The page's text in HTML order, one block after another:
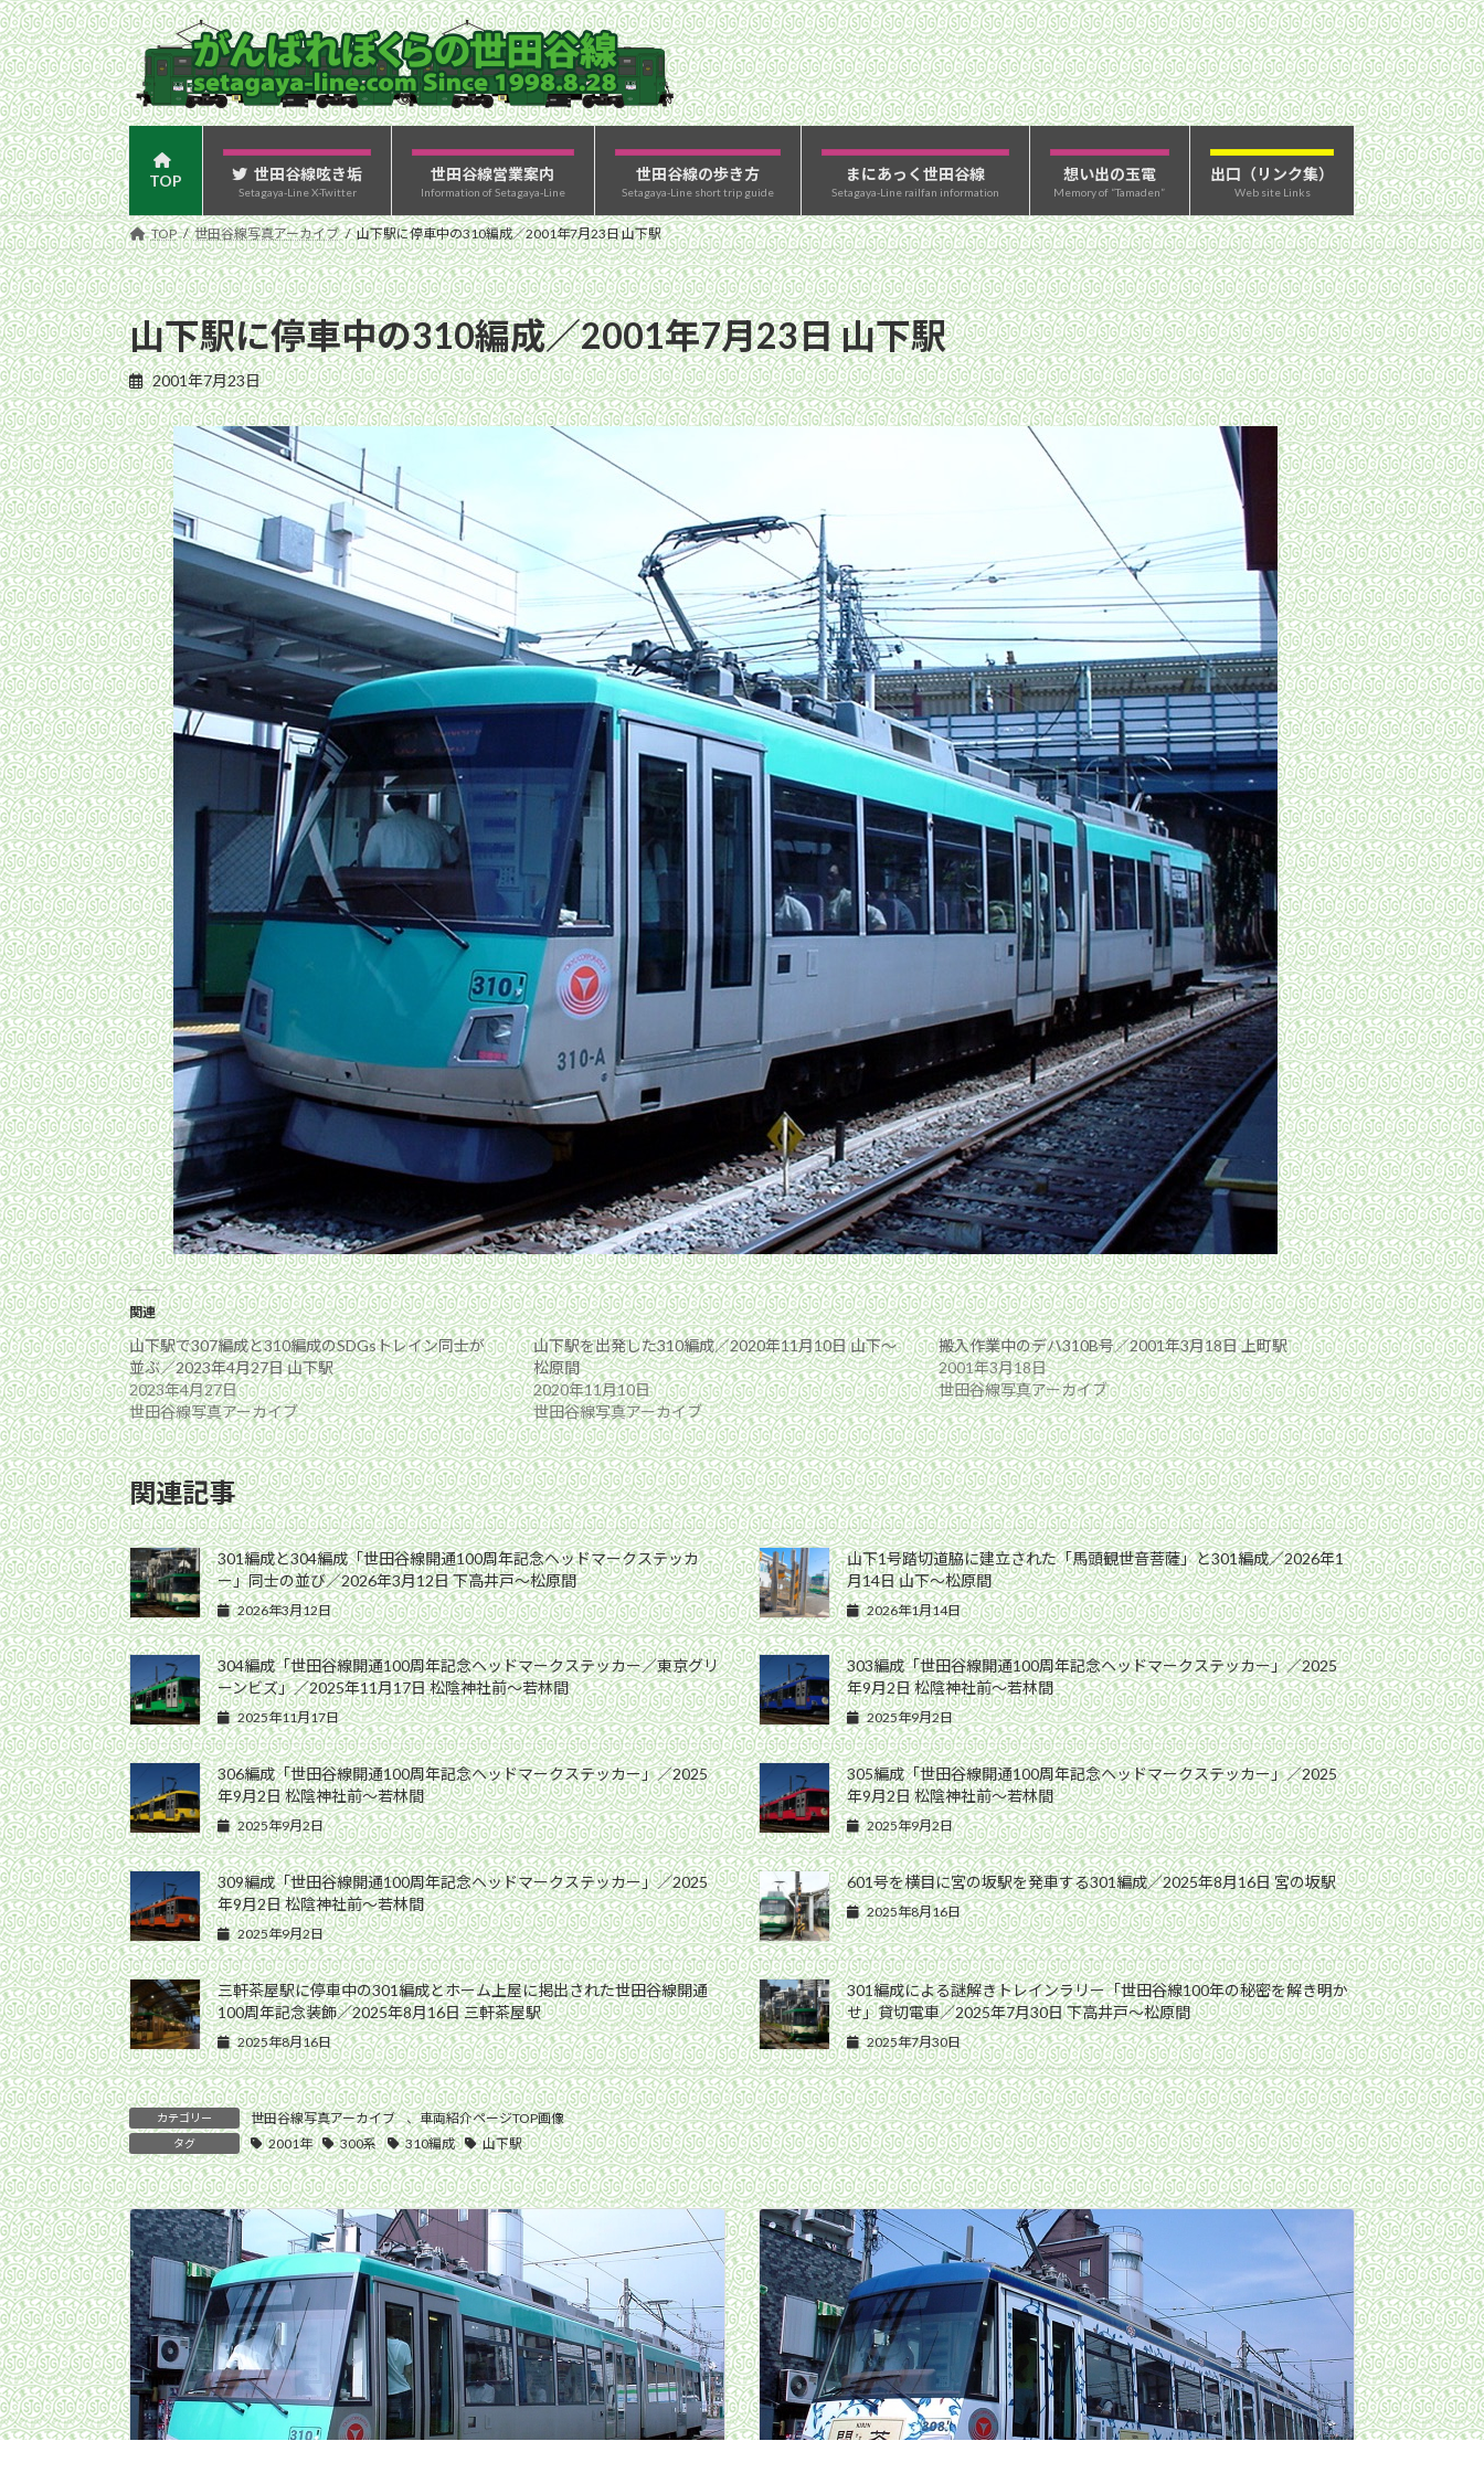
コ
ン
テ
ン
ツ
へ
ス
キ
ッ
プ
ナ
ビ
ゲ
ー
シ
ョ
ン
に
移
動
TOP 世田谷線呟き垢
Setagaya-Line X-Twitter
世田谷線営業案内
Information of Setagaya-Line
世田谷線の歩き方
Setagaya-Line short trip guide
まにあっく世田谷線
Setagaya-Line railfan information
想い出の玉電
Memory of “Tamaden”
出口（リンク集）
Web site Links
TOP 世田谷線写真アーカイブ 山下駅に停車中の310編成／2001年7月23日 山下駅
山下駅に停車中の310編成／2001年7月23日 山下駅
2001年7月23日
関連
山下駅で307編成と310編成のSDGsトレイン同士が
並ぶ／2023年4月27日 山下駅
2023年4月27日
世田谷線写真アーカイブ
山下駅を出発した310編成／2020年11月10日 山下〜
松原間
2020年11月10日
世田谷線写真アーカイブ
搬入作業中のデハ310B号／2001年3月18日 上町駅
2001年3月18日
世田谷線写真アーカイブ
関連記事
301編成と304編成「世田谷線開通100周年記念ヘッドマークステッカ
ー」同士の並び／2026年3月12日 下高井戸〜松原間
2026年3月12日
山下1号踏切道脇に建立された「馬頭観世音菩薩」と301編成／2026年1
月14日 山下〜松原間
2026年1月14日
304編成「世田谷線開通100周年記念ヘッドマークステッカー／東京グリ
ーンビズ」／2025年11月17日 松陰神社前〜若林間
2025年11月17日
303編成「世田谷線開通100周年記念ヘッドマークステッカー」／2025
年9月2日 松陰神社前〜若林間
2025年9月2日
306編成「世田谷線開通100周年記念ヘッドマークステッカー」／2025
年9月2日 松陰神社前〜若林間
2025年9月2日
305編成「世田谷線開通100周年記念ヘッドマークステッカー」／2025
年9月2日 松陰神社前〜若林間
2025年9月2日
309編成「世田谷線開通100周年記念ヘッドマークステッカー」／2025
年9月2日 松陰神社前〜若林間
2025年9月2日
601号を横目に宮の坂駅を発車する301編成／2025年8月16日 宮の坂駅
2025年8月16日
三軒茶屋駅に停車中の301編成とホーム上屋に掲出された世田谷線開通
100周年記念装飾／2025年8月16日 三軒茶屋駅
2025年8月16日
301編成による謎解きトレインラリー「世田谷線100年の秘密を解き明か
せ」貸切電車／2025年7月30日 下高井戸〜松原間
2025年7月30日
カテゴリー 世田谷線写真アーカイブ 、車両紹介ページTOP画像
タグ 2001年 300系 310編成 山下駅